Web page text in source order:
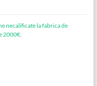
necalificate la fabrica de
2000€.